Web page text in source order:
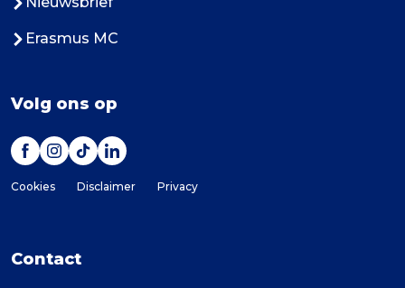
Erasmus MC
Volg ons op
Cookies Disclaimer Privacy
Contact